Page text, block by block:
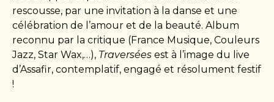
rescousse, par une invitation à la danse et une
célébration de l’amour et de la beauté. Album
reconnu par la critique (France Musique, Couleurs
Jazz, Star Wax,…), Traversées est à l’image du live
d’Assafir, contemplatif, engagé et résolument festif
!